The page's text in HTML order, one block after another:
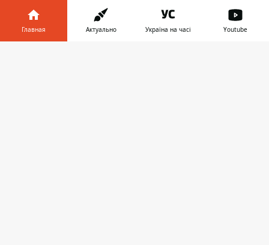
Оплата коммуналки в приложении "Киев
Главная Актуально Україна на часі Youtube